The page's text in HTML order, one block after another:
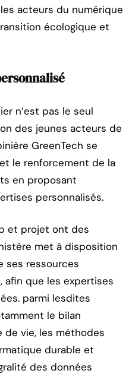
acteurs du numérique
écologique et
n’est pas le seul
des jeunes acteurs de
GreenTech se
le renforcement de la
en proposant
personnalisés.
et projet ont des
met à disposition
ses ressources
que les expertises
parmi lesdites
le bilan
de vie, les méthodes
durable et
des données